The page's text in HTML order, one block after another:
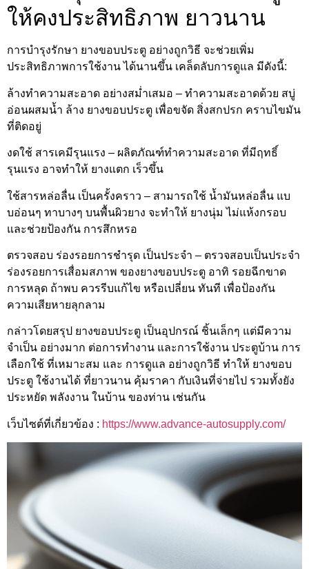
ให้คงประสิทธิภาพ ยาวนาน
การบำรุงรักษา ยางขอบประตู อย่างถูกวิธี จะช่วยเพิ่ม
ประสิทธิภาพการใช้งาน ได้นานขึ้น เคล็ดลับการดูแล มีดังนี้:
ล้างทำความสะอาด อย่างสม่ำเสมอ – ทำความสะอาดด้วย สบู่
อ่อนผสมน้ำ ล้าง ยางขอบประตู เพื่อขจัด สิ่งสกปรก คราบไขมัน
ที่ติดอยู่
งดใช้ สารเคมีรุนแรง – ผลิตภัณฑ์ทำความสะอาด ที่มีฤทธิ์
รุนแรง อาจทำให้ ยางแตก เร็วขึ้น
ใช้สารหล่อลื่น เป็นครั้งคราว – สามารถใช้ น้ำมันหล่อลื่น แบ
บอ่อนๆ ทาบางๆ บนพื้นผิวยาง จะทำให้ ยางนุ่ม ไม่แห้งกรอบ
และช่วยป้องกัน การสึกหรอ
ตรวจสอบ ร่องรอยการชำรุด เป็นประจำ – ตรวจสอบเป็นประจำ
ร่องรอยการเสื่อมสภาพ ของยางขอบประตู อาทิ รอยฉีกขาด
การหลุด ถ้าพบ ควรรีบแก้ไข หรือเปลี่ยน ทันที เพื่อป้องกัน
ความเสียหายลุกลาม
กล่าวโดยสรุป ยางขอบประตู เป็นอุปกรณ์ ชิ้นเล็กๆ แต่มีความ
จำเป็น อย่างมาก ต่อการทำงาน และการใช้งาน ประตูบ้าน การ
เลือกใช้ ที่เหมาะสม และ การดูแล อย่างถูกวิธี ทำให้ ยางขอบ
ประตู ใช้งานได้ ที่ยาวนาน คุ้มราคา กับเงินที่จ่ายไป รวมทั้งยัง
ประหยัด พลังงาน ในบ้าน ของท่าน เช่นกัน
เว็บไซต์ที่เกี่ยวข้อง : https://www.advance-autosupply.com/